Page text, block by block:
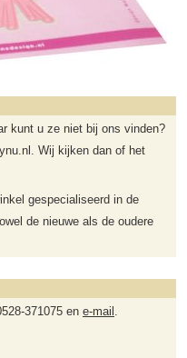
kunt u ze niet bij ons vinden?
Wij kijken dan of het
gespecialiseerd in de
de nieuwe als de oudere
371075 en e-mail .